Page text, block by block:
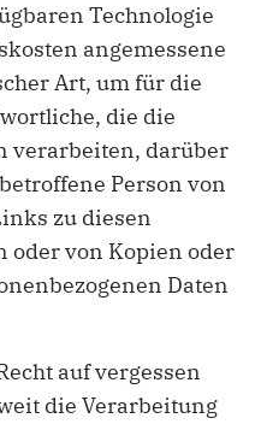
Technologie
angemessene
Art, um für die
die die
verarbeiten, darüber
Person von
zu diesen
oder von Kopien oder
Daten
auf vergessen
die Verarbeitung